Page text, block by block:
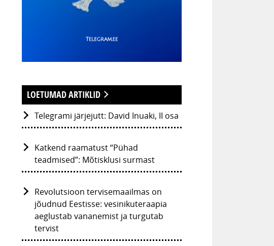
LOETUMAD ARTIKLID
Telegrami järjejutt: David Inuaki, II osa
Katkend raamatust “Pühad
teadmised”: Mõtisklusi surmast
Revolutsioon tervisemaailmas on
jõudnud Eestisse: vesinikuteraapia
aeglustab vananemist ja turgutab
tervist